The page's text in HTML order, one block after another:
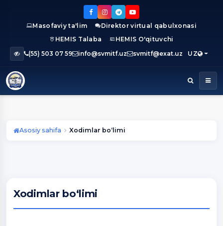
Masofaviy ta'lim
Direktor virtual qabulxonasi
HEMIS Talaba
HEMIS O'qituvchi
(55) 503 07 59
info@svmitf.uz svmitf@exat.uz UZ
Asosiy sahifa Xodimlar bo‘limi
Xodimlar bo‘limi